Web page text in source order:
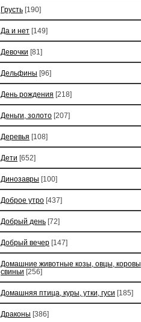
Грусть [190]
Да и нет [149]
Девочки [81]
Дельфины [96]
День рождения [218]
Деньги, золото [207]
Деревья [108]
Дети [652]
Динозавры [100]
Доброе утро [437]
Добрый день [72]
Добрый вечер [147]
Домашние животные козы, овцы, коровы,
свиньи [256]
Домашняя птица, куры, утки, гуси [185]
Драконы [386]